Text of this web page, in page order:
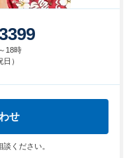
18時
日 ）
せ
ください。